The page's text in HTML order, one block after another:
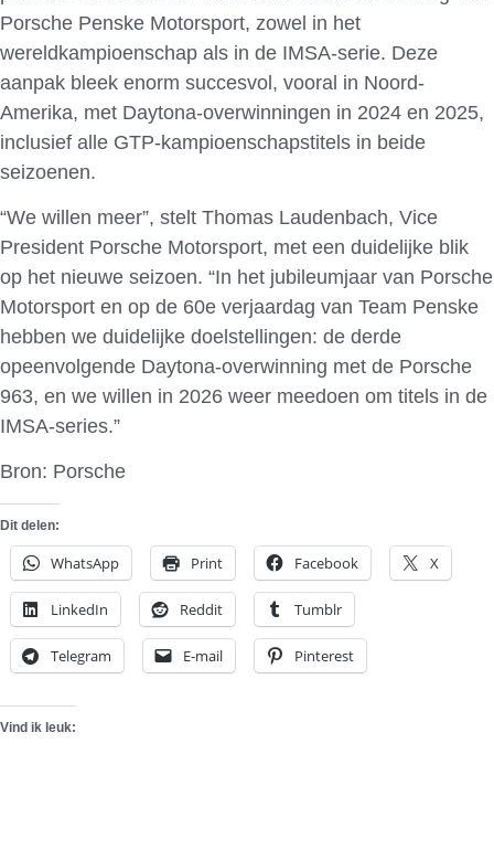
Porsche Penske Motorsport, zowel in het
wereldkampioenschap als in de IMSA-serie. Deze
aanpak bleek enorm succesvol, vooral in Noord-
Amerika, met Daytona-overwinningen in 2024 en 2025,
inclusief alle GTP-kampioenschapstitels in beide
seizoenen.
“We willen meer”, stelt Thomas Laudenbach, Vice
President Porsche Motorsport, met een duidelijke blik
op het nieuwe seizoen. “In het jubileumjaar van Porsche
Motorsport en op de 60e verjaardag van Team Penske
hebben we duidelijke doelstellingen: de derde
opeenvolgende Daytona-overwinning met de Porsche
963, en we willen in 2026 weer meedoen om titels in de
IMSA-series.”
Bron: Porsche
Dit delen:
WhatsApp Print Facebook X
LinkedIn Reddit Tumblr
Telegram E-mail Pinterest
Vind ik leuk: